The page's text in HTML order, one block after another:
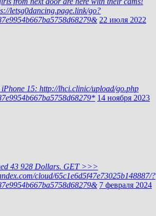
letsg0dancing.page.link/go?
22 июля 2022
iPhone 15: http://lhci.clinic/upload/go.php
14 ноября 2023
43 928 Dollars. GЕТ >>>
cloud/65c1e6d5f47e73025b148887/?
7 февраля 2024